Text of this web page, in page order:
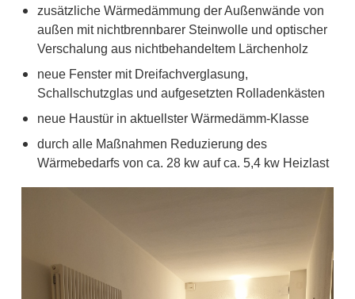
zusätzliche Wärmedämmung der Außenwände von
außen mit nichtbrennbarer Steinwolle und optischer
Verschalung aus nichtbehandeltem Lärchenholz
neue Fenster mit Dreifachverglasung,
Schallschutzglas und aufgesetzten Rolladenkästen
neue Haustür in aktuellster Wärmedämm-Klasse
durch alle Maßnahmen Reduzierung des
Wärmebedarfs von ca. 28 kw auf ca. 5,4 kw Heizlast